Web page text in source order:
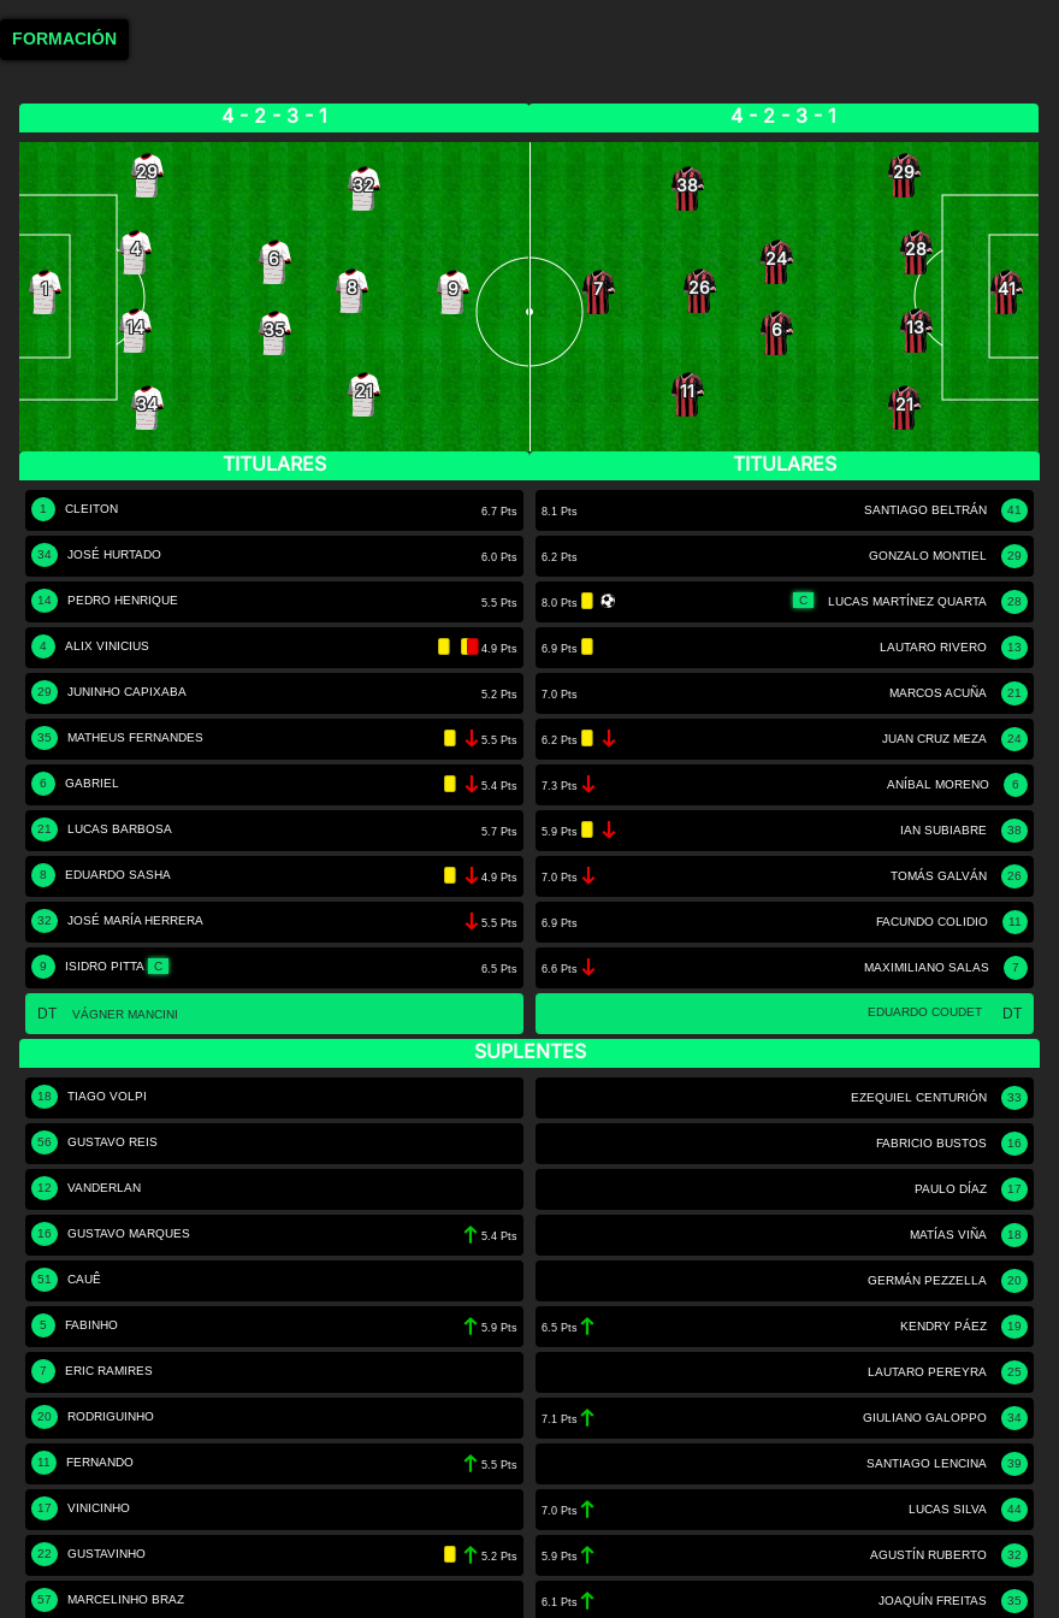
FORMACIÓN
4 - 2 - 3 - 1
1
29
4
14
34
6
35
32
8
21
9
4 - 2 - 3 - 1
41
29
28
13
21
24
6
38
26
11
7
TITULARES
1 CLEITON 6.7 Pts
34 JOSÉ HURTADO 6.0 Pts
14 PEDRO HENRIQUE 5.5 Pts
4 ALIX VINICIUS 4.9 Pts
29 JUNINHO CAPIXABA 5.2 Pts
35 MATHEUS FERNANDES 5.5 Pts
6 GABRIEL 5.4 Pts
21 LUCAS BARBOSA 5.7 Pts
8 EDUARDO SASHA 4.9 Pts
32 JOSÉ MARÍA HERRERA 5.5 Pts
9 ISIDRO PITTA C 6.5 Pts
DT VÁGNER MANCINI
TITULARES
41
SANTIAGO BELTRÁN
8.1 Pts
29
GONZALO MONTIEL
6.2 Pts
28
LUCAS MARTÍNEZ QUARTA
C
8.0 Pts
13
LAUTARO RIVERO
6.9 Pts
21
MARCOS ACUÑA
7.0 Pts
24
JUAN CRUZ MEZA
6.2 Pts
6
ANÍBAL MORENO
7.3 Pts
38
IAN SUBIABRE
5.9 Pts
26
TOMÁS GALVÁN
7.0 Pts
11
FACUNDO COLIDIO
6.9 Pts
7
MAXIMILIANO SALAS
6.6 Pts
DT
EDUARDO COUDET
SUPLENTES
18 TIAGO VOLPI
56 GUSTAVO REIS
12 VANDERLAN
16 GUSTAVO MARQUES 5.4 Pts
51 CAUÊ
5 FABINHO 5.9 Pts
7 ERIC RAMIRES
20 RODRIGUINHO
11 FERNANDO 5.5 Pts
17 VINICINHO
22 GUSTAVINHO 5.2 Pts
57 MARCELINHO BRAZ
33
EZEQUIEL CENTURIÓN
16
FABRICIO BUSTOS
17
PAULO DÍAZ
18
MATÍAS VIÑA
20
GERMÁN PEZZELLA
19
KENDRY PÁEZ
6.5 Pts
25
LAUTARO PEREYRA
34
GIULIANO GALOPPO
7.1 Pts
39
SANTIAGO LENCINA
44
LUCAS SILVA
7.0 Pts
32
AGUSTÍN RUBERTO
5.9 Pts
35
JOAQUÍN FREITAS
6.1 Pts